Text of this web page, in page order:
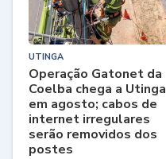
UTINGA
Operação Gatonet da
Coelba chega a Utinga
em agosto; cabos de
internet irregulares
serão removidos dos
postes